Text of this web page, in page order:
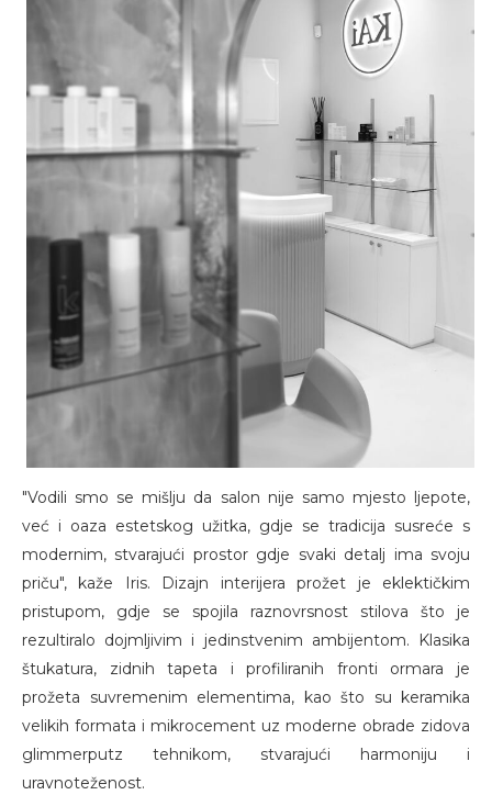
"Vodili smo se mišlju da salon nije samo mjesto ljepote,
već i oaza estetskog užitka, gdje se tradicija susreće s
modernim, stvarajući prostor gdje svaki detalj ima svoju
priču", kaže Iris. Dizajn interijera prožet je eklektičkim
pristupom, gdje se spojila raznovrsnost stilova što je
rezultiralo dojmljivim i jedinstvenim ambijentom. Klasika
štukatura, zidnih tapeta i profiliranih fronti ormara je
prožeta suvremenim elementima, kao što su keramika
velikih formata i mikrocement uz moderne obrade zidova
glimmerputz tehnikom, stvarajući harmoniju i
uravnoteženost.